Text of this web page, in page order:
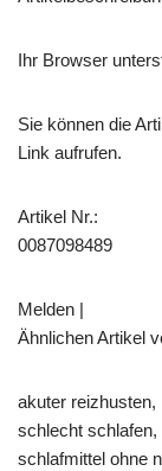
Ihr Browser
Sie können die
Link aufrufen.
Artikel Nr.:
0087098489
Melden |
Ähnlichen Artikel
akuter reizhusten,
schlecht
schlafmittel ohne